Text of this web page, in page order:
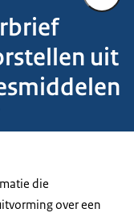
uit
die
over een